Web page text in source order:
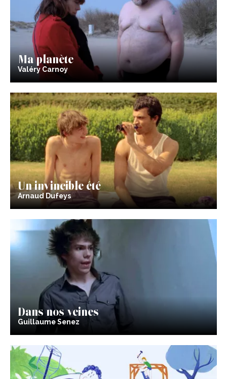
Ma planète
Valéry Carnoy
Un invincible été
Arnaud Dufeys
Dans nos veines
Guillaume Senez